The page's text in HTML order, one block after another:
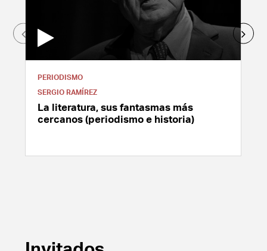
PERIODISMO
SERGIO RAMÍREZ
La literatura, sus fantasmas más
cercanos (periodismo e historia)